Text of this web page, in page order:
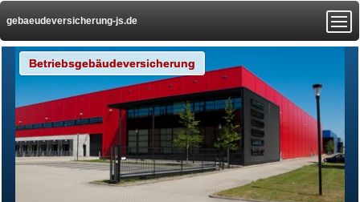
gebaeudeversicherung-js.de
Betriebsgebäudeversicherung